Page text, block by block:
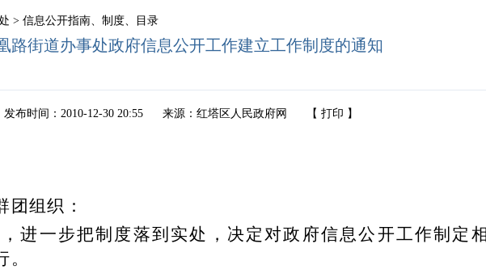
> 信息公开指南、制度、目录
路街道办事处政府信息公开工作建立工作制度的通知
发布时间：2010-12-30 20:55 来源：红塔区人民政府网 【 打印 】
组织：
进一步把制度落到实处，决定对政府信息公开工作制定